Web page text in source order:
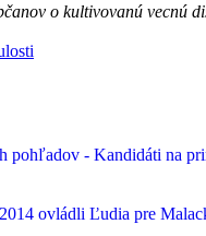
o kultivovanú vecnú
pohľadov - Kandidáti na
ovládli Ľudia pre